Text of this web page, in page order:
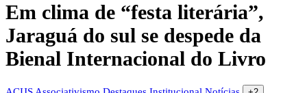
Em clima de “festa literária”,
Jaraguá do sul se despede da
Bienal Internacional do Livro